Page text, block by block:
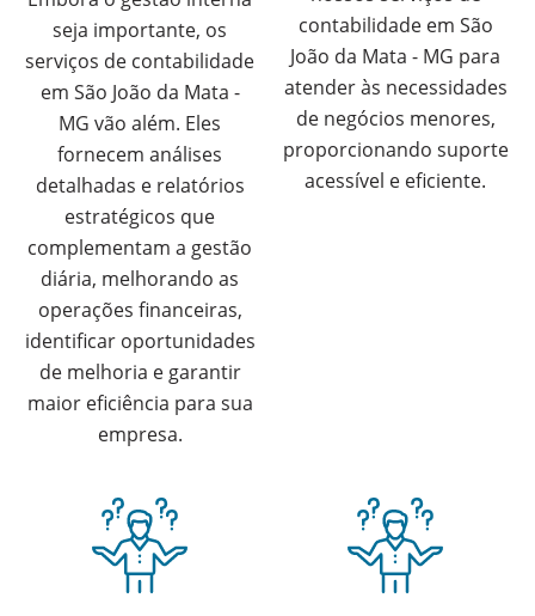
seja importante, os
serviços de contabilidade
em São João da Mata -
MG vão além. Eles
fornecem análises
detalhadas e relatórios
estratégicos que
complementam a gestão
diária, melhorando as
operações financeiras,
identificar oportunidades
de melhoria e garantir
maior eficiência para sua
empresa.
contabilidade em São
João da Mata - MG para
atender às necessidades
de negócios menores,
proporcionando suporte
acessível e eficiente.